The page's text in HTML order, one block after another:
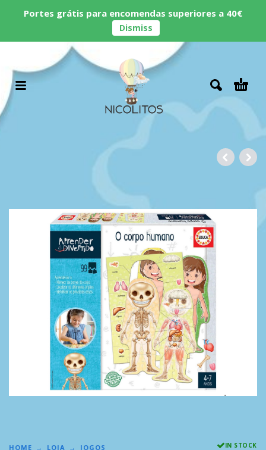
Portes grátis para encomendas superiores a 40€
Dismiss
HOME LOJA JOGOS IN STOCK